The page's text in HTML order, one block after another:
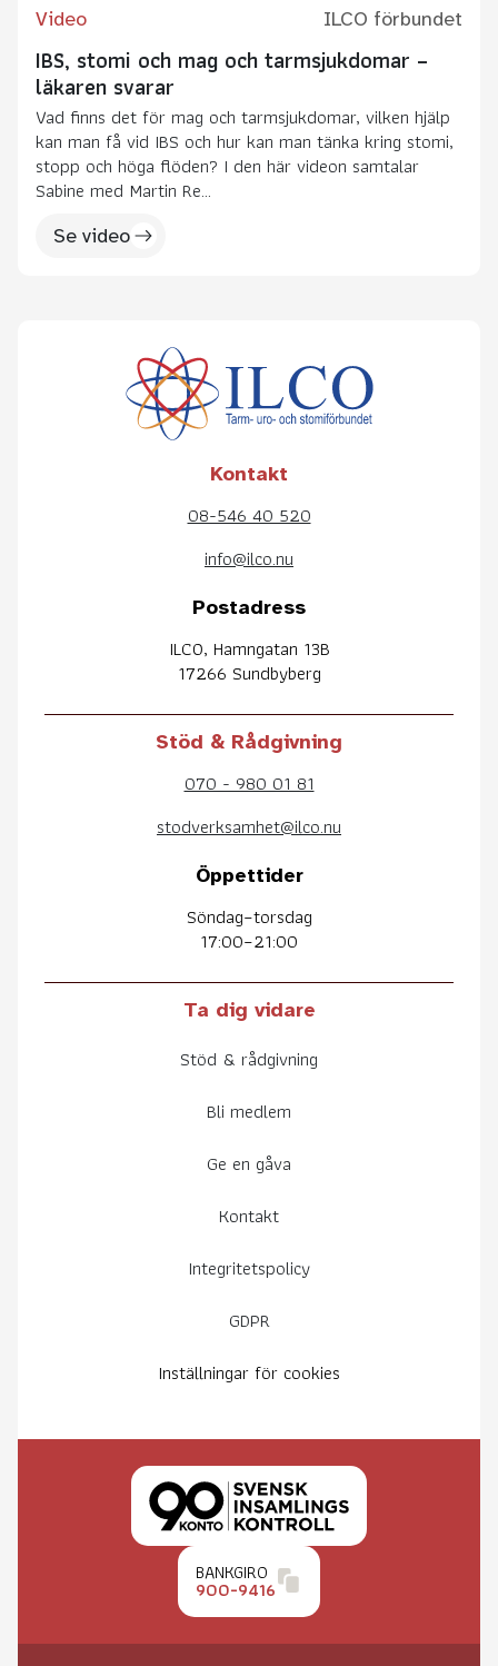
Video ILCO förbundet
IBS, stomi och mag och tarmsjukdomar –
läkaren svarar
Vad finns det för mag och tarmsjukdomar, vilken hjälp
kan man få vid IBS och hur kan man tänka kring stomi,
stopp och höga flöden? I den här videon samtalar
Sabine med Martin Re...
Se video
Kontakt
08-546 40 520
info@ilco.nu
Postadress
ILCO, Hamngatan 13B
17266 Sundbyberg
Stöd & Rådgivning
070 - 980 01 81
stodverksamhet@ilco.nu
Öppettider
Söndag–torsdag
17:00–21:00
Ta dig vidare
Stöd & rådgivning
Bli medlem
Ge en gåva
Kontakt
Integritetspolicy
GDPR
Inställningar för cookies
BANKGIRO
900-9416